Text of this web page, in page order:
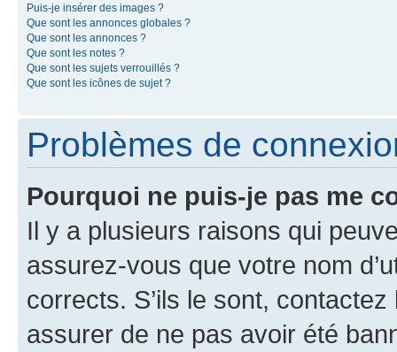
Puis-je insérer des images ?
Que sont les annonces globales ?
Que sont les annonces ?
Que sont les notes ?
Que sont les sujets verrouillés ?
Que sont les icônes de sujet ?
Problèmes de
Pourquoi ne puis-je pas me
Il y a plusieurs raisons qui
assurez-vous que votre nom
corrects. S’ils le sont,
assurer de ne pas avoir été